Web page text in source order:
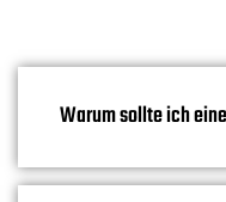
Warum sollte ich